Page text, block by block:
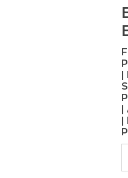
|
|
|